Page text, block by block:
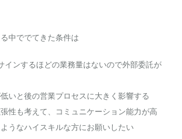
中ででてきた条件は
インするほどの業務量はないので外部委託が
いと後の営業プロセスに大きく影響する
性も考えて、コミュニケーション能力が高
うなハイスキルな方にお願いしたい